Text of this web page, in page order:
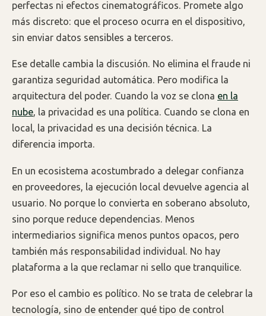
perfectas ni efectos cinematográficos. Promete algo
más discreto: que el proceso ocurra en el dispositivo,
sin enviar datos sensibles a terceros.
Ese detalle cambia la discusión. No elimina el fraude ni
garantiza seguridad automática. Pero modifica la
arquitectura del poder. Cuando la voz se clona en la
nube, la privacidad es una política. Cuando se clona en
local, la privacidad es una decisión técnica. La
diferencia importa.
En un ecosistema acostumbrado a delegar confianza
en proveedores, la ejecución local devuelve agencia al
usuario. No porque lo convierta en soberano absoluto,
sino porque reduce dependencias. Menos
intermediarios significa menos puntos opacos, pero
también más responsabilidad individual. No hay
plataforma a la que reclamar ni sello que tranquilice.
Por eso el cambio es político. No se trata de celebrar la
tecnología, sino de entender qué tipo de control